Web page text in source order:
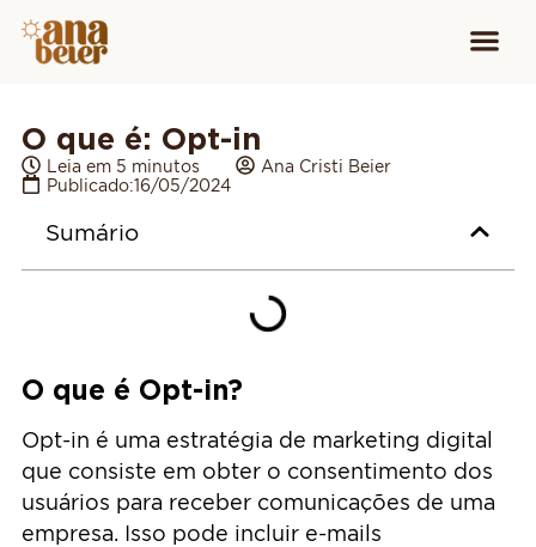
O que é: Opt-in
Leia em 5 minutos
Ana Cristi Beier
Publicado:16/05/2024
Sumário
O que é Opt-in?
Opt-in é uma estratégia de marketing digital
que consiste em obter o consentimento dos
usuários para receber comunicações de uma
empresa. Isso pode incluir e-mails